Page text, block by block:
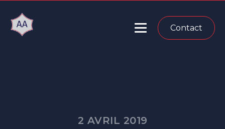
Contact
2 AVRIL 2019